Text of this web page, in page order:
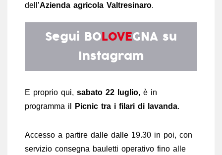
dell’Azienda agricola Valtresinaro.
Segui BOLOVEGNA su
Instagram
E proprio qui, sabato 22 luglio, è in
programma il
Picnic tra i filari di lavanda.
Accesso a partire dalle dalle 19.30 in poi, con
servizio consegna bauletti operativo fino alle